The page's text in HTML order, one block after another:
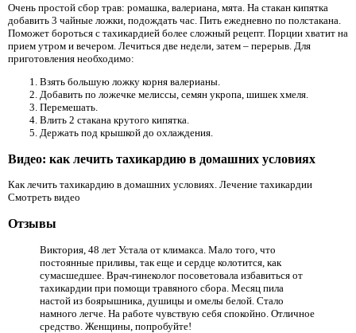
Очень простой сбор трав: ромашка, валериана, мята. На стакан кипятка
добавить 3 чайные ложки, подождать час. Пить ежедневно по полстакана.
Поможет бороться с тахикардией более сложный рецепт. Порции хватит на
прием утром и вечером. Лечиться две недели, затем – перерыв. Для
приготовления необходимо:
Взять большую ложку корня валерианы.
Добавить по ложечке мелиссы, семян укропа, шишек хмеля.
Перемешать.
Влить 2 стакана крутого кипятка.
Держать под крышкой до охлаждения.
Видео: как лечить тахикардию в домашних условиях
Как лечить тахикардию в домашних условиях. Лечение тахикардии
Смотреть видео
Отзывы
Виктория, 48 лет ­Устала от климакса. Мало того, что
постоянные приливы, так еще и сердце колотится, как
сумасшедшее. Врач-гинеколог посоветовала избавиться от
тахикардии при помощи травяного сбора. Месяц пила
настой из боярышника, душицы и омелы белой. Стало
намного легче. На работе чувствую себя спокойно. Отличное
средство. Женщины, попробуйте!